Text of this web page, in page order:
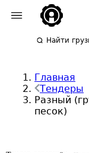
Найти
Главная
Тендеры
Разный
песок)